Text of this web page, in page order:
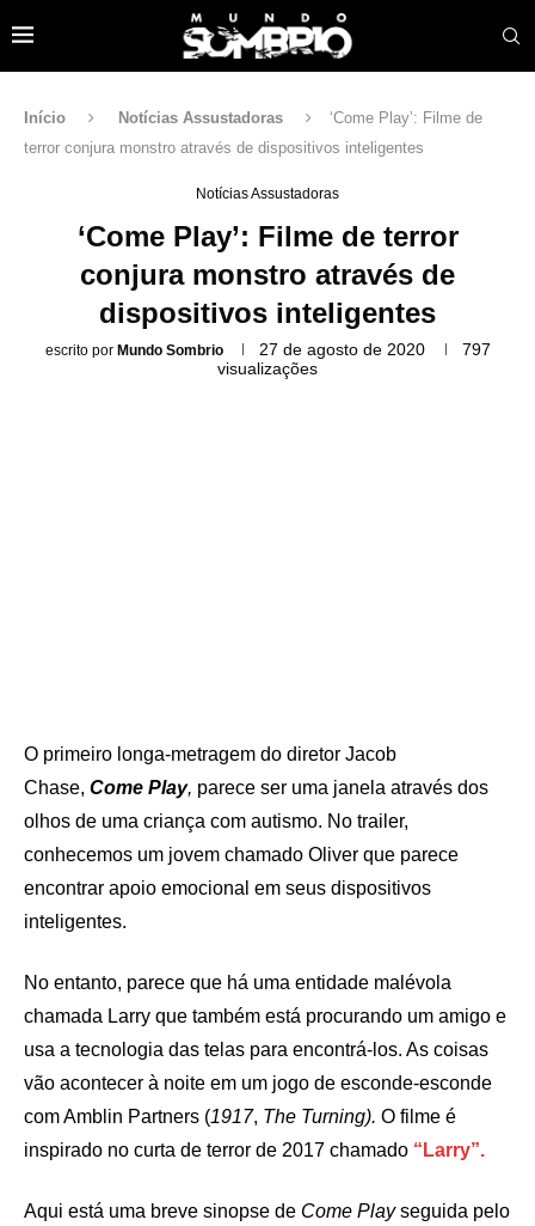
Início Notícias Assustadoras
‘Come Play’: Filme de
terror conjura monstro através de dispositivos inteligentes
Notícias Assustadoras
‘Come Play’: Filme de terror
conjura monstro através de
dispositivos inteligentes
escrito por Mundo Sombrio 27 de agosto de 2020
797
visualizações
O primeiro longa-metragem do diretor Jacob
Chase, Come Play, parece ser uma janela através dos
olhos de uma criança com autismo. No trailer,
conhecemos um jovem chamado Oliver que parece
encontrar apoio emocional em seus dispositivos
inteligentes.
No entanto, parece que há uma entidade malévola
chamada Larry que também está procurando um amigo e
usa a tecnologia das telas para encontrá-los. As coisas
vão acontecer à noite em um jogo de esconde-esconde
com Amblin Partners (1917, The Turning). O filme é
inspirado no curta de terror de 2017 chamado “Larry”.
Aqui está uma breve sinopse de Come Playseguida pelo